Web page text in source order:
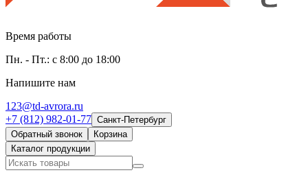
Время работы
Пн. - Пт.: с 8:00 до 18:00
Напишите нам
123@td-avrora.ru
+7 (812) 982-01-77 Санкт-Петербург
Обратный звонок
Корзина
Каталог продукции